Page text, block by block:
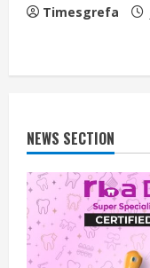
Timesgrefa
NEWS SECTION